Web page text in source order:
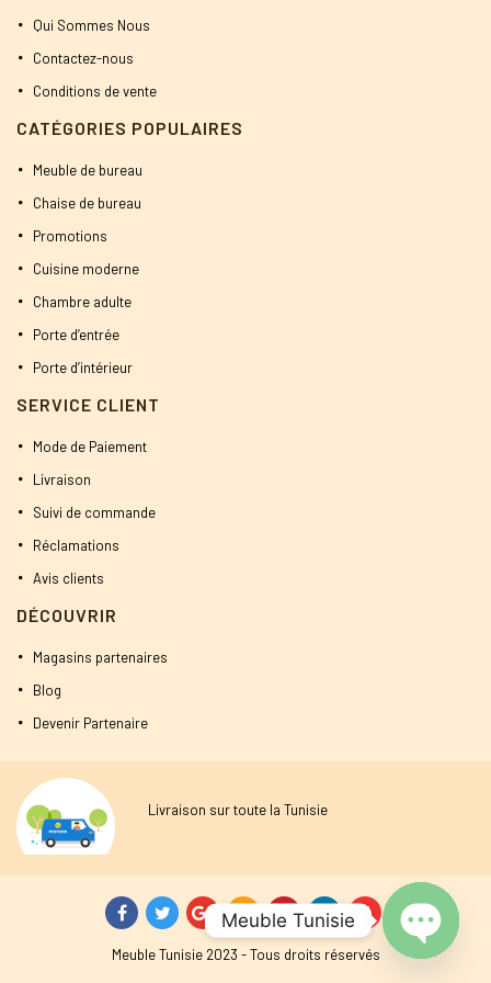
Qui Sommes Nous
Contactez-nous
Conditions de vente
CATÉGORIES POPULAIRES
Meuble de bureau
Chaise de bureau
Promotions
Cuisine moderne
Chambre adulte
Porte d’entrée
Porte d’intérieur
SERVICE CLIENT
Mode de Paiement
Livraison
Suivi de commande
Réclamations
Avis clients
DÉCOUVRIR
Magasins partenaires
Blog
Devenir Partenaire
Livraison sur toute la Tunisie
Meuble Tunisie 2023 - Tous droits réservés
Meuble Tunisie